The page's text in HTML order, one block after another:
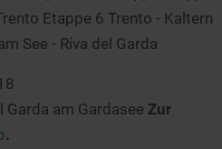
Etappe 6 Trento - Kaltern
See - Riva del Garda
Garda am Gardasee Zur
.